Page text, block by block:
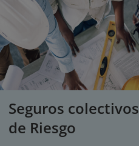
Seguros colectivos
de Riesgo